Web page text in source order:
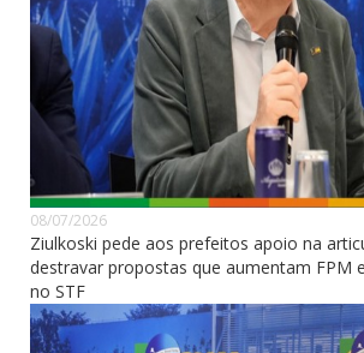
08/07/2026
Ziulkoski pede aos prefeitos apoio na
destravar propostas que aumentam FPM
no STF